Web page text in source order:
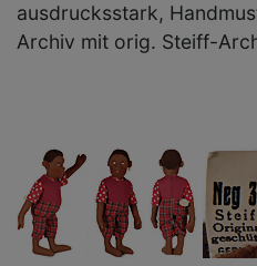
ausdrucksstark,
Archiv mit orig. Steiff-